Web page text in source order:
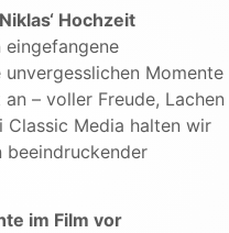
Hochzeit
eingefangene
Momente
– voller Freude, Lachen
Classic Media halten wir
beeindruckender
im Film vor